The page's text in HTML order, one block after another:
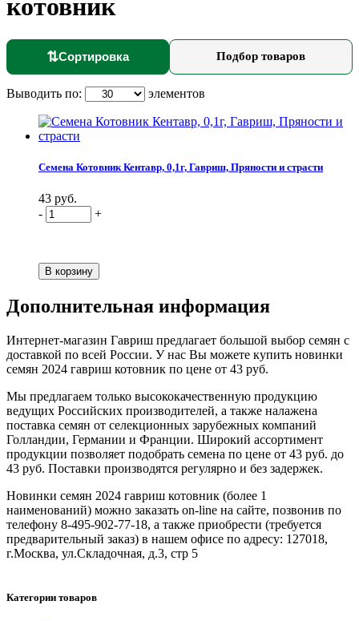
котовник
⇅Сортировка Подбор товаров
Выводить по: элементов
Семена Котовник Кентавр, 0,1г, Гавриш, Пряности и страсти
43 руб.
-
+
Дополнительная информация
Интернет-магазин Гавриш предлагает большой выбор семян с
доставкой по всей России. У нас Вы можете купить новинки
семян 2024 гавриш котовник по цене от 43 руб.
Мы предлагаем только высококачественную продукцию
ведущих Российских производителей, а также налажена
поставка семян от селекционных зарубежных компаний
Голландии, Германии и Франции. Широкий ассортимент
продукции позволяет подобрать семена по цене от 43 руб. до
43 руб. Поставки производятся регулярно и без задержек.
Новинки семян 2024 гавриш котовник (более 1
наименований) можно заказать on-line на сайте, позвонив по
телефону 8-495-902-77-18, а также приобрести (требуется
предварительный заказ) в нашем офисе по адресу: 127018,
г.Москва, ул.Складочная, д.3, стр 5
Категории товаров